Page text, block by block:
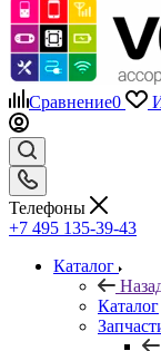
Сравнение0
Телефоны
+7 495 135-39-43
Каталог
Каталог